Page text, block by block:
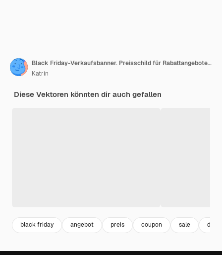
Black Friday-Verkaufsbanner. Preisschild für Rabattangebote. Vektorillustration für Fahne, Flieger, Plakat
Katrin
Diese Vektoren könnten dir auch gefallen
black friday angebot preis coupon sale